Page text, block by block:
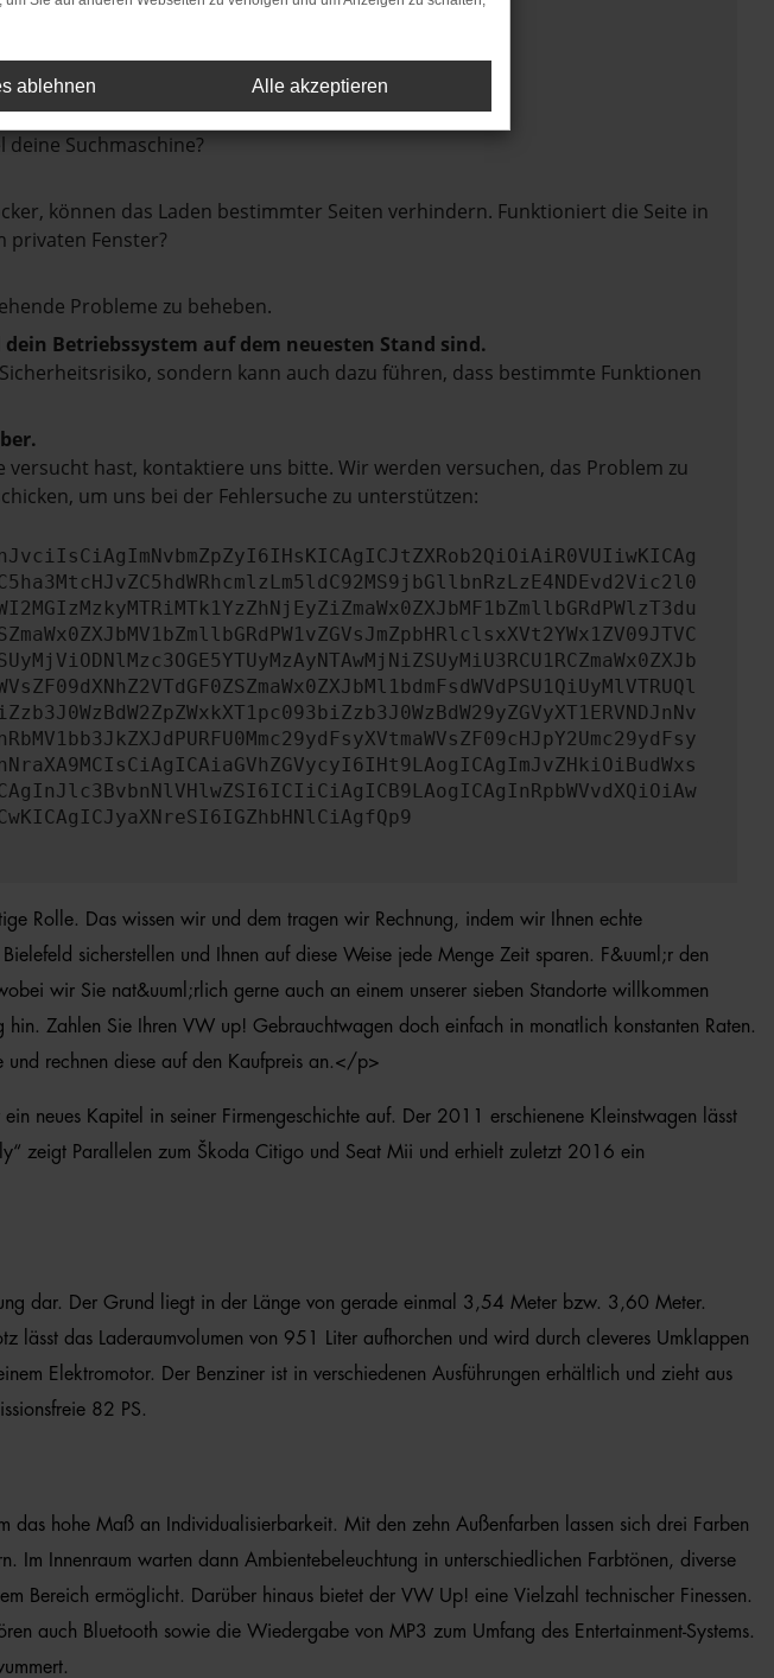
deine Suchmaschine?
können das Laden bestimmter Seiten verhindern. Funktioniert die Seite in
privaten Fenster?
Probleme zu beheben.
Betriebssystem auf dem neuesten Stand sind.
sondern kann auch dazu führen, dass bestimmte Funktionen
hast, kontaktiere uns bitte. Wir werden versuchen, das Problem zu
um uns bei der Fehlersuche zu unterstützen:
Rolle. Das wissen wir und dem tragen wir Rechnung, indem wir Ihnen echte
sicherstellen und Ihnen auf diese Weise jede Menge Zeit sparen. F&uuml;r den
wir Sie nat&uuml;rlich gerne auch an einem unserer sieben Standorte willkommen
Zahlen Sie Ihren VW up! Gebrauchtwagen doch einfach in monatlich konstanten Raten.
und rechnen diese auf den Kaufpreis an.</p>
neues Kapitel in seiner Firmengeschichte auf. Der 2011 erschienene Kleinstwagen lässt
zeigt Parallelen zum Škoda Citigo und Seat Mii und erhielt zuletzt 2016 ein
dar. Der Grund liegt in der Länge von gerade einmal 3,54 Meter bzw. 3,60 Meter.
das Laderaumvolumen von 951 Liter aufhorchen und wird durch cleveres Umklappen
Elektromotor. Der Benziner ist in verschiedenen Ausführungen erhältlich und zieht aus
82 PS.
hohe Maß an Individualisierbarkeit. Mit den zehn Außenfarben lassen sich drei Farben
Im Innenraum warten dann Ambientebeleuchtung in unterschiedlichen Farbtönen, diverse
Bereich ermöglicht. Darüber hinaus bietet der VW Up! eine Vielzahl technischer Finessen.
auch Bluetooth sowie die Wiedergabe von MP3 zum Umfang des Entertainment-Systems.
ablehnen Alle akzeptieren